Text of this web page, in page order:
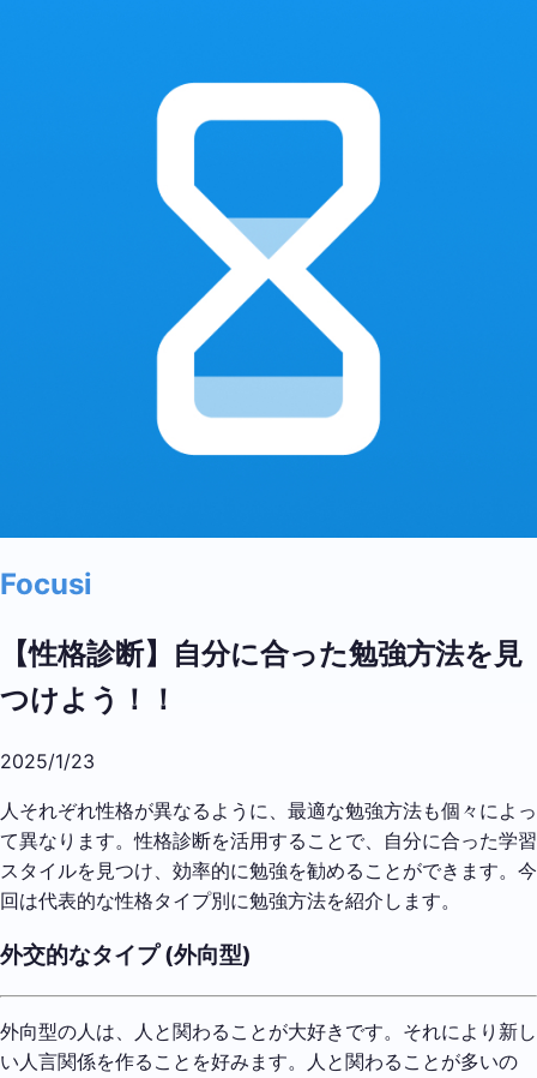
Focusi
【性格診断】自分に合った勉強方法を見
つけよう！！
2025/1/23
人それぞれ性格が異なるように、最適な勉強方法も個々によっ
て異なります。性格診断を活用することで、自分に合った学習
スタイルを見つけ、効率的に勉強を勧めることができます。今
回は代表的な性格タイプ別に勉強方法を紹介します。
外交的なタイプ (外向型)
外向型の人は、人と関わることが大好きです。それにより新し
い人言関係を作ることを好みます。人と関わることが多いの